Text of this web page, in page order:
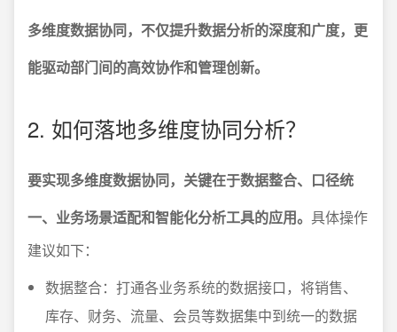
多维度数据协同，不仅提升数据分析的深度和广度，更
能驱动部门间的高效协作和管理创新。
2. 如何落地多维度协同分析？
要实现多维度数据协同，关键在于数据整合、口径统
一、业务场景适配和智能化分析工具的应用。 具体操作
建议如下：
数据整合：打通各业务系统的数据接口，将销售、
库存、财务、流量、会员等数据集中到统一的数据